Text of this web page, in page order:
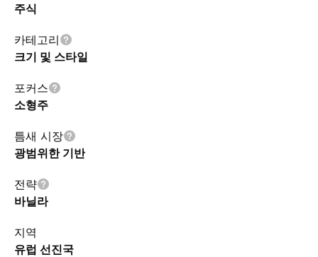
주식
카테고리
크기 및 스타일
포커스
소형주
틈새 시장
광범위한 기반
전략
바닐라
지역
유럽 선진국